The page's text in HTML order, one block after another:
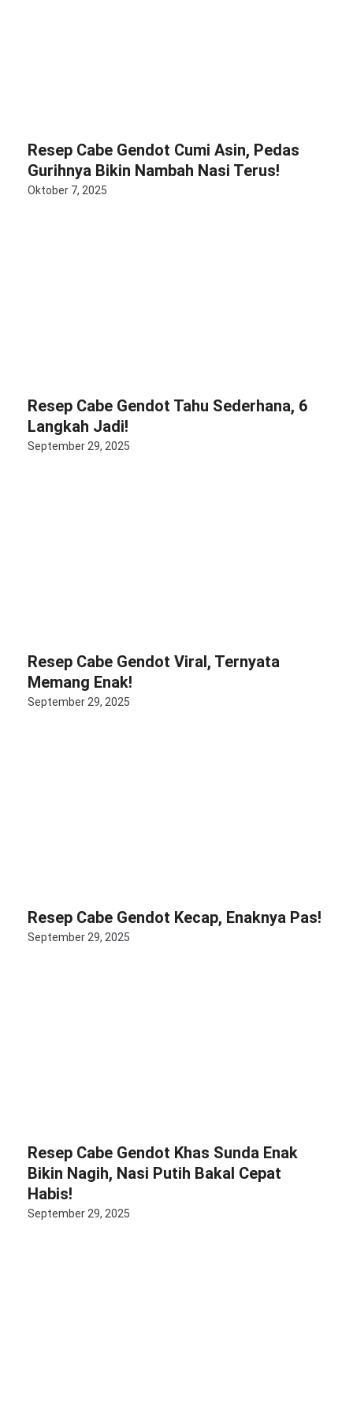
Resep Cabe Gendot Cumi Asin, Pedas
Gurihnya Bikin Nambah Nasi Terus!
Oktober 7, 2025
Resep Cabe Gendot Tahu Sederhana, 6
Langkah Jadi!
September 29, 2025
Resep Cabe Gendot Viral, Ternyata
Memang Enak!
September 29, 2025
Resep Cabe Gendot Kecap, Enaknya Pas!
September 29, 2025
Resep Cabe Gendot Khas Sunda Enak
Bikin Nagih, Nasi Putih Bakal Cepat
Habis!
September 29, 2025